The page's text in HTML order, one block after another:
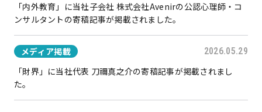
「内外教育」に当社子会社 株式会社Avenirの公認心理師・コ
ンサルタントの寄稿記事が掲載されました。
メディア掲載 2026.05.29
「財界」に当社代表 刀禰真之介の寄稿記事が掲載されまし
た。